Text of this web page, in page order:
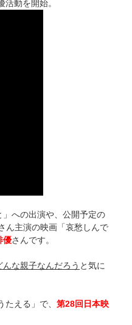
動を開始。
への出演や、公開予定の
ん主演の映画「哀愁しんで
優さんです。
んな親子なんだろう と気に
える」で、 第28回日本映